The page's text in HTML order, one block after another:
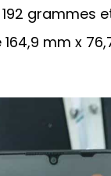
192 grammes
mm x